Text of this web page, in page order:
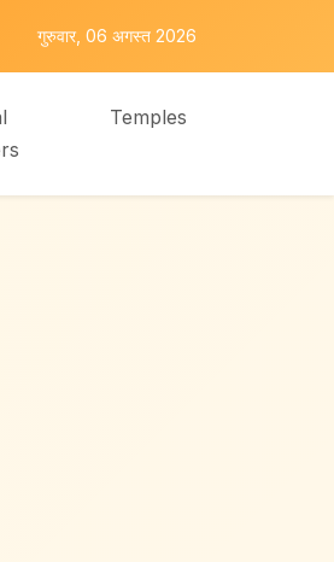
गुरुवार, 06 अगस्त 2026
Temples